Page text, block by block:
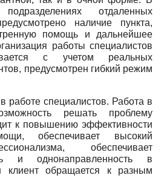
подразделениях отдаленных
наличие пункта,
помощь и дальнейшее
работы специалистов
с учетом реальных
предусмотрен гибкий режим
работе специалистов. Работа в
решать проблему
к повышению эффективности
обеспечивает высокий
обеспечивает
и однонаправленность в
клиент обращается к разным